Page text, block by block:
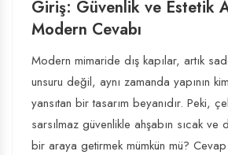
Giriş: Güvenlik ve Estetik
Modern Cevabı
Modern mimaride dış kapılar, artık
unsuru değil, aynı zamanda yapının
yansıtan bir tasarım beyanıdır. Peki,
sarsılmaz güvenlikle ahşabın sıcak ve
bir araya getirmek mümkün mü?